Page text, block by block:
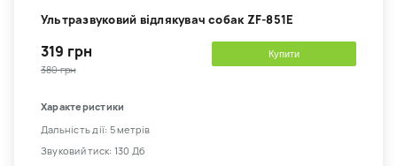
Ультразвуковий відлякувач собак ZF-851E
319 грн
380 грн
Купити
Характеристики
Дальність дії: 5 метрів
Звуковий тиск: 130 Дб